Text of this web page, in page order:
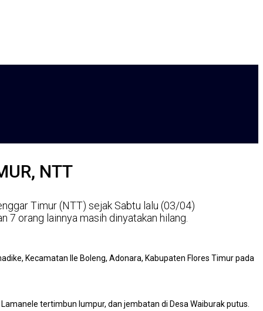
NTT
Timur (NTT) sejak Sabtu lalu (03/04)
7 orang lainnya masih dinyatakan hilang.
Kecamatan Ile Boleng, Adonara, Kabupaten Flores Timur pada
tertimbun lumpur, dan jembatan di Desa Waiburak putus.